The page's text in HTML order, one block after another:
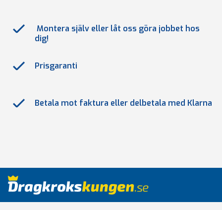
Montera själv eller låt oss göra jobbet hos
dig!
Prisgaranti
Betala mot faktura eller delbetala med Klarna